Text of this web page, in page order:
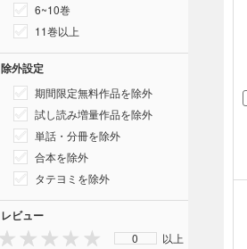
6~10巻
11巻以上
除外設定
期間限定無料作品を除外
試し読み増量作品を除外
単話・分冊を除外
合本を除外
タテヨミを除外
レビュー
0 以上